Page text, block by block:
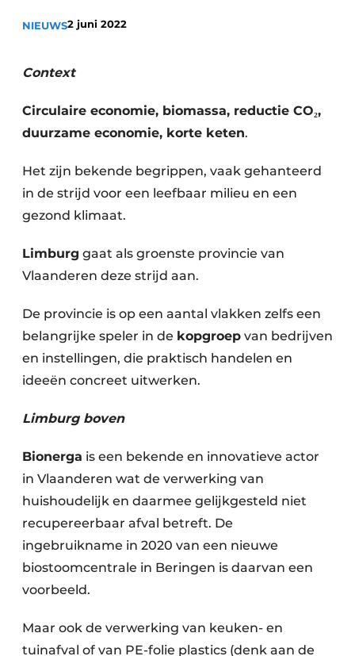
Vacature aanmelden
Persen
Uitrustingsstukken
Transportbanden
Zeven & Brekers
Bedrijfsafval
Bouw & Sloopafval
Elektronisch Afval
Glasrecyclage
Houtafval
Kunststofafval
NIEUWS2 juni 2022
Context
Circulaire economie, biomassa, reductie CO₂,
duurzame economie, korte keten.
Het zijn bekende begrippen, vaak gehanteerd
in de strijd voor een leefbaar milieu en een
gezond klimaat.
Limburg gaat als groenste provincie van
Vlaanderen deze strijd aan.
De provincie is op een aantal vlakken zelfs een
belangrijke speler in de kopgroep van bedrijven
en instellingen, die praktisch handelen en
ideeën concreet uitwerken.
Limburg boven
Bionerga is een bekende en innovatieve actor
in Vlaanderen wat de verwerking van
huishoudelijk en daarmee gelijkgesteld niet
recupereerbaar afval betreft. De
ingebruikname in 2020 van een nieuwe
biostoomcentrale in Beringen is daarvan een
voorbeeld.
Maar ook de verwerking van keuken- en
tuinafval of van PE-folie plastics (denk aan de